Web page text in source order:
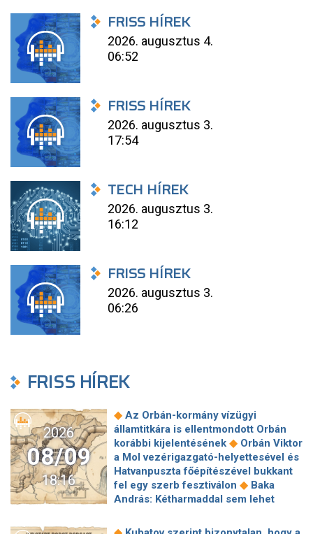
FRISS HÍREK
2026. augusztus 4.
06:52
FRISS HÍREK
2026. augusztus 3.
17:54
TECH HÍREK
2026. augusztus 3.
16:12
FRISS HÍREK
2026. augusztus 3.
06:26
FRISS HÍREK
2026
08/09
18:16
◆ Az Orbán-kormány vízügyi
államtitkára is ellentmondott Orbán
korábbi kijelentésének ◆ Orbán Viktor
a Mol vezérigazgató-helyettesével és
Hatvanpuszta főépítészével bukkant
fel egy szerb fesztiválon ◆ Baka
András: Kétharmaddal sem lehet
elutasítja Trump 15 pontos gázai